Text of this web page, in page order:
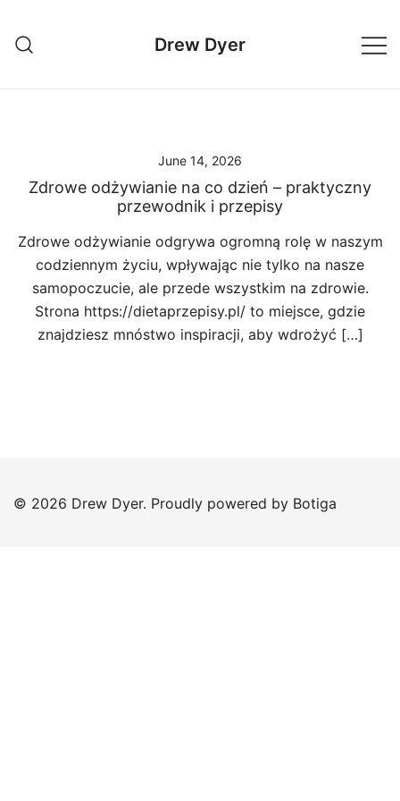
content
Drew Dyer
June 14, 2026
Zdrowe odżywianie na co dzień – praktyczny
przewodnik i przepisy
Zdrowe odżywianie odgrywa ogromną rolę w naszym
codziennym życiu, wpływając nie tylko na nasze
samopoczucie, ale przede wszystkim na zdrowie.
Strona https://dietaprzepisy.pl/ to miejsce, gdzie
znajdziesz mnóstwo inspiracji, aby wdrożyć […]
© 2026 Drew Dyer. Proudly powered by Botiga